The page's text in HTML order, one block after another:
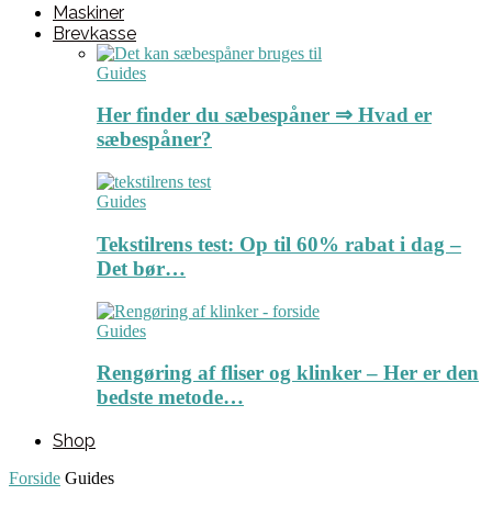
Maskiner
Brevkasse
Guides
Her finder du sæbespåner ⇒ Hvad er
sæbespåner?
Guides
Tekstilrens test: Op til 60% rabat i dag –
Det bør…
Guides
Rengøring af fliser og klinker – Her er den
bedste metode…
Shop
Forside Guides